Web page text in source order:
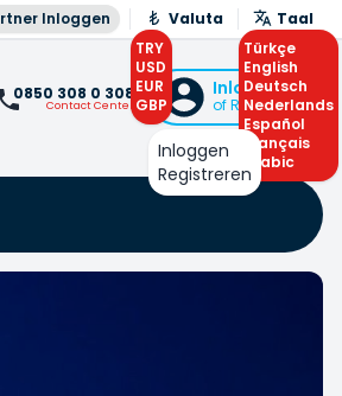
Inloggen
Valuta
TRY
USD
EUR
GBP
Taal
Türkçe
English
Deutsch
Nederlands
Español
Français
Arabic
0850 308 0 308
Contact Center
Inloggen
of Registreren
Inloggen
Registreren